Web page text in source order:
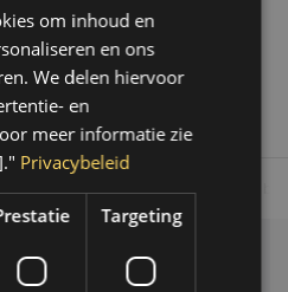
1
Op werkdagen voor 14.00 uur
om inhoud en
en ons
We delen hiervoor
en
meer informatie zie
Privacybeleid
Targeting